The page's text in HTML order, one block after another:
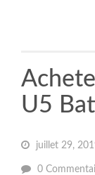
U5
juillet 29,
0